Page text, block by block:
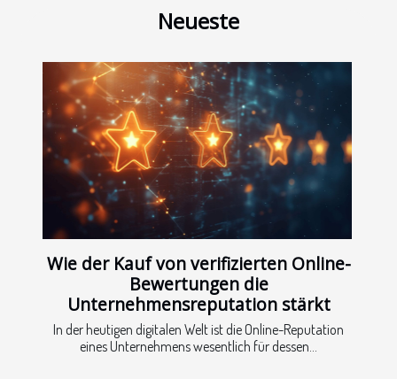
Neueste
Wie der Kauf von verifizierten Online-
Bewertungen die
Unternehmensreputation stärkt
In der heutigen digitalen Welt ist die Online-Reputation
eines Unternehmens wesentlich für dessen...